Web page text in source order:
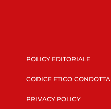
POLICY EDITORIALE
CODICE ETICO CONDOTTA
PRIVACY POLICY